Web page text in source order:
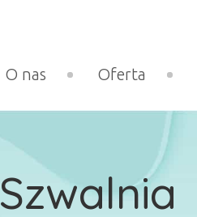
O nas Oferta
Szwalnia